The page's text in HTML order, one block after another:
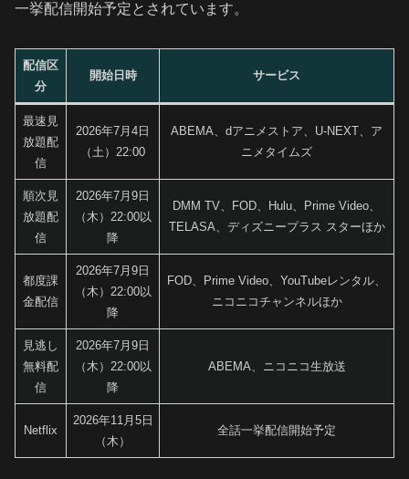
一挙配信開始予定とされています。
配信区
分
開始日時 サービス
最速見
放題配
信
2026年7月4日
（土）22:00
ABEMA、dアニメストア、U-NEXT、ア
ニメタイムズ
順次見
放題配
信
2026年7月9日
（木）22:00以
降
DMM TV、FOD、Hulu、Prime Video、
TELASA、ディズニープラス スターほか
都度課
金配信
2026年7月9日
（木）22:00以
降
FOD、Prime Video、YouTubeレンタル、
ニコニコチャンネルほか
見逃し
無料配
信
2026年7月9日
（木）22:00以
降
ABEMA、ニコニコ生放送
Netflix
2026年11月5日
（木）
全話一挙配信開始予定